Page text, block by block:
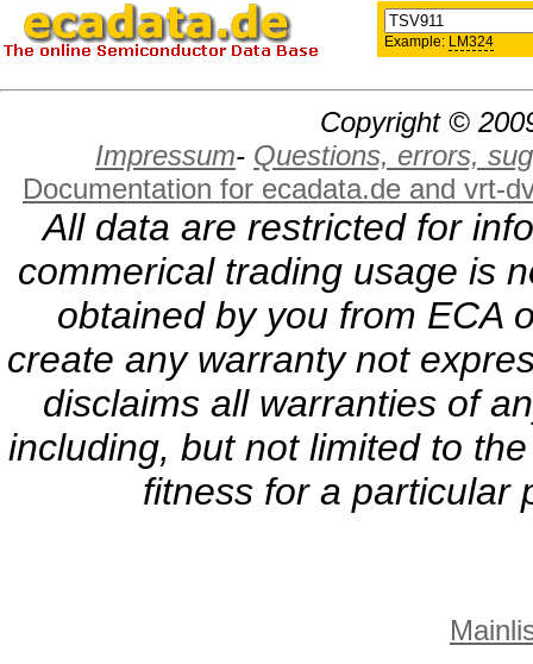
Example: LM324
Copyright ©
Impressum- Questions, errors,
Documentation for ecadata.de and vrt-
All data are restricted for
commerical trading usage is
obtained by you from ECA
create any warranty not
disclaims all warranties of
including, but not limited to
fitness for a particular